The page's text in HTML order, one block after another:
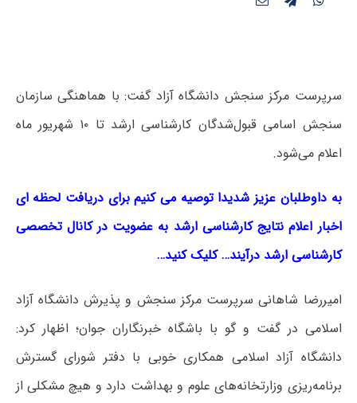
سرپرست مرکز سنجش دانشگاه آزاد گفت: با هماهنگی سازمان
سنجش اسامی قبول‌شدگان‌ کارشناسی ارشد تا ۱۰ شهریور ماه
اعلام می‌شود.
به داوطلبان عزیز شدیدا توصیه می کنیم برای دریافت لحظه ای
اخبار اعلام نتایج کارشناسی ارشد به عضویت در کانال تخصصی
کارشناسی ارشد درآیند… کلیک کنید…
امیررضا شاهانی سرپرست مرکز سنجش و پذیرش دانشگاه آزاد
اسلامی در گفت‌ و گو با باشگاه خبرنگاران جوان؛ اظهار کرد:
دانشگاه آزاد اسلامی همکاری خوبی با دفتر شورای گسترش
برنامه‌ریزی وزارتخانه‌های علوم و بهداشت دارد و هیچ مشکلی از